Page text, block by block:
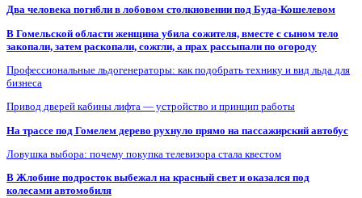
Два человека погибли в лобовом столкновении под Буда-Кошелевом
В Гомельской области женщина убила сожителя, вместе с сыном тело
закопали, затем раскопали, сожгли, а прах рассыпали по огороду
Профессиональные льдогенераторы: как подобрать технику и вид льда для
бизнеса
Привод дверей кабины лифта — устройство и принцип работы
На трассе под Гомелем дерево рухнуло прямо на пассажирский автобус
Ловушка выбора: почему покупка телевизора стала квестом
В Жлобине подросток выбежал на красный свет и оказался под
колесами автомобиля